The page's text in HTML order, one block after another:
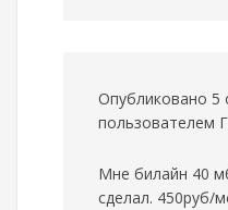
Опубликовано 5
пользователем
Мне билайн 40
сделал. 450руб/